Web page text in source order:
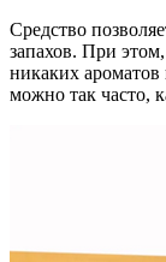
Средство
запахов. При
никаких ароматов
можно так часто,